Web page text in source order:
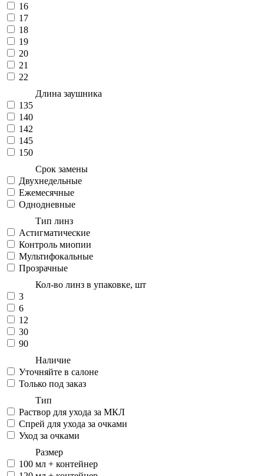
16
17
18
19
20
21
22
Длина заушника
135
140
142
145
150
Срок замены
Двухнедельные
Ежемесячные
Однодневные
Тип линз
Астигматические
Контроль миопии
Мультифокальные
Прозрачные
Кол-во линз в упаковке, шт
3
6
12
30
90
Наличие
Уточняйте в салоне
Только под заказ
Тип
Раствор для ухода за МКЛ
Спрей для ухода за очками
Уход за очками
Размер
100 мл + контейнер